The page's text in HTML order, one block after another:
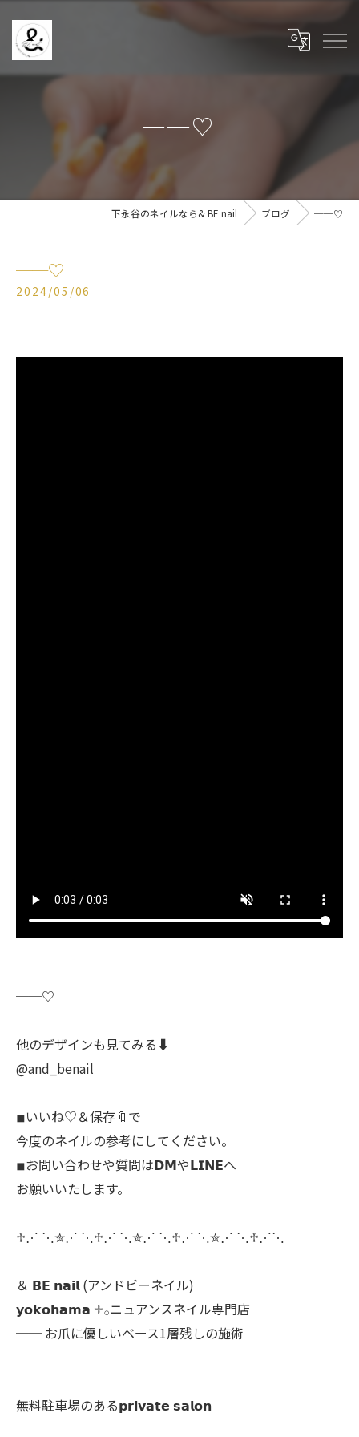
──♡
下永谷のネイルなら& BE nail ブログ ──♡
──♡
2024/05/06
──♡
他のデザインも見てみる⬇️
@and_benail
◾︎いいね♡＆保存🔖で
今度のネイルの参考にしてください。
◾︎お問い合わせや質問は𝗗𝗠や𝗟𝗜𝗡𝗘へ
お願いいたします。
♱⋰ ⋱✮⋰ ⋱♱⋰ ⋱✮⋰ ⋱♱⋰ ⋱✮⋰ ⋱♱⋰⋱
＆ 𝗕𝗘 𝗻𝗮𝗶𝗹 (アンドビーネイル)
𝘆𝗼𝗸𝗼𝗵𝗮𝗺𝗮 𓇬𓂂ニュアンスネイル専門店
── お爪に優しいベース1層残しの施術
無料駐車場のある𝗽𝗿𝗶𝘃𝗮𝘁𝗲 𝘀𝗮𝗹𝗼𝗻